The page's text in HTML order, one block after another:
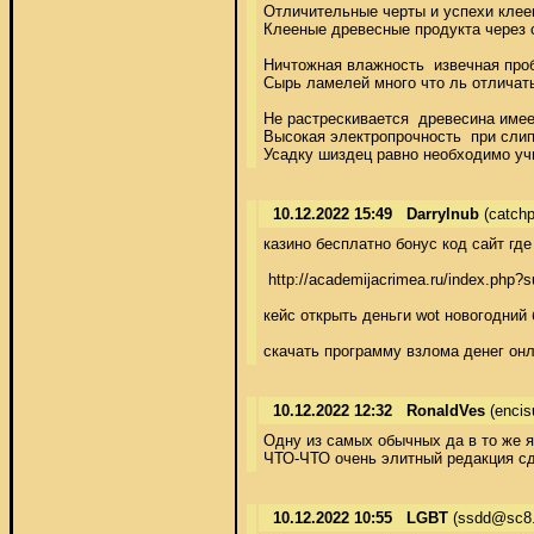
Отличительные черты и успехи
Клееные древесные продукта
Ничтожная влажность  извечная
Сырь ламелей много что ль
Не растрескивается  древесина
Высокая электропрочность  при
Усадку шиздец равно необходимо
10.12.2022 15:49 Darrylnub
казино бесплатно бонус код сайт
http://academijacrimea.ru/
кейс открыть деньги wot
скачать программу взлома денег
10.12.2022 12:32 RonaldVes
Одну из самых обычных да в то же
ЧТО-ЧТО очень элитный редакция
10.12.2022 10:55 LGBT